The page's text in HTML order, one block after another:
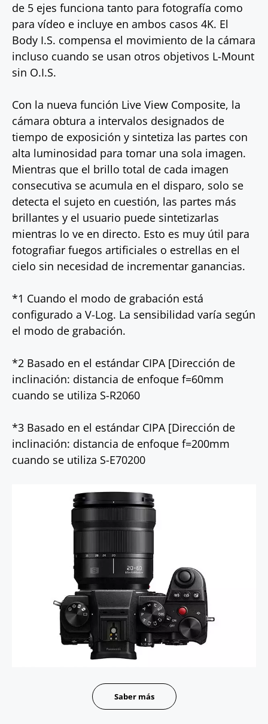
de 5 ejes funciona tanto para fotografía como
para vídeo e incluye en ambos casos 4K. El
Body I.S. compensa el movimiento de la cámara
incluso cuando se usan otros objetivos L-Mount
sin O.I.S.
Con la nueva función Live View Composite, la
cámara obtura a intervalos designados de
tiempo de exposición y sintetiza las partes con
alta luminosidad para tomar una sola imagen.
Mientras que el brillo total de cada imagen
consecutiva se acumula en el disparo, solo se
detecta el sujeto en cuestión, las partes más
brillantes y el usuario puede sintetizarlas
mientras lo ve en directo. Esto es muy útil para
fotografiar fuegos artificiales o estrellas en el
cielo sin necesidad de incrementar ganancias.
*1 Cuando el modo de grabación está
configurado a V-Log. La sensibilidad varía según
el modo de grabación.
*2 Basado en el estándar CIPA [Dirección de
inclinación: distancia de enfoque f=60mm
cuando se utiliza S-R2060
*3 Basado en el estándar CIPA [Dirección de
inclinación: distancia de enfoque f=200mm
cuando se utiliza S-E70200
Saber más